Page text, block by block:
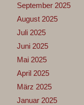
September 2025
August 2025
Juli 2025
Juni 2025
Mai 2025
April 2025
März 2025
Januar 2025